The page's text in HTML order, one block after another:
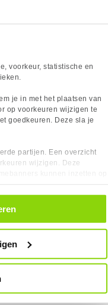
voorkeur, statistische en
je in met het plaatsen van
op voorkeuren wijzigen te
goedkeuren. Deze sla je
partijen. Een overzicht
wijzigen. Deze
altijd intrekken, dit doe je
op ‘Cookievoorkeuren’
C
32,
Geplaatst: 24-07-2026